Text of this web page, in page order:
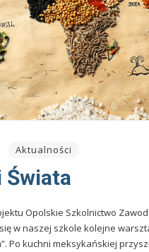
Aktualności
Świata
Opolskie Szkolnictwo
w naszej szkole kolejne
Po kuchni meksykańskiej